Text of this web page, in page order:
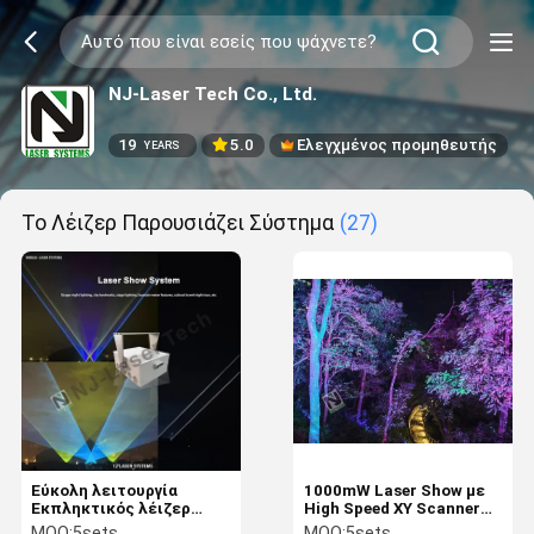
NJ-Laser Tech Co., Ltd.
19 YEARS 5.0 Ελεγχμένος προμηθευτής
Το Λέιζερ Παρουσιάζει Σύστημα (27)
Εύκολη λειτουργία
Εκπληκτικός λέιζερ
υψηλής απόδοσης 10-
1000mW Laser Show με
High Speed XY Scanner
Module και σύστημα